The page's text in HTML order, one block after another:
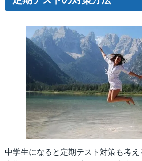
中学生になると定期テスト対策も考え